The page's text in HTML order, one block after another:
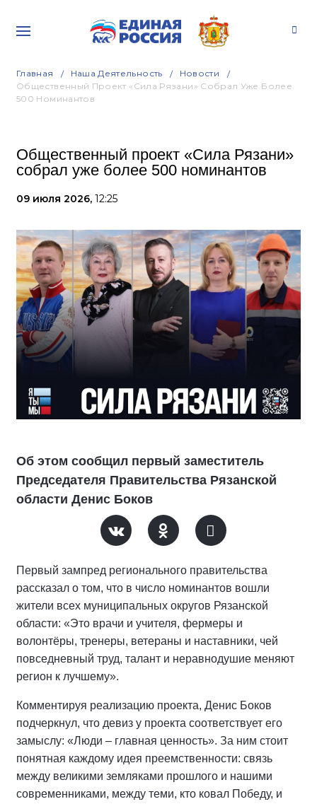
Главная Наша Деятельность
Новости
Общественный Проект «Сила Рязани» Собрал Уже Более
500 Номинантов
Общественный проект «Сила Рязани»
собрал уже более 500 номинантов
09 июля 2026, 12:25
Об этом сообщил первый заместитель
Председателя Правительства Рязанской
области Денис Боков
Первый зампред регионального правительства
рассказал о том, что в число номинантов вошли
жители всех муниципальных округов Рязанской
области: «Это врачи и учителя, фермеры и
волонтёры, тренеры, ветераны и наставники, чей
повседневный труд, талант и неравнодушие меняют
регион к лучшему».
Комментируя реализацию проекта, Денис Боков
подчеркнул, что девиз у проекта соответствует его
замыслу: «Люди – главная ценность». За ним стоит
понятная каждому идея преемственности: связь
между великими земляками прошлого и нашими
современниками, между теми, кто ковал Победу, и